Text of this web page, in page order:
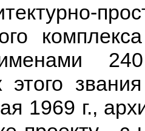
240
этого
1969 г.,